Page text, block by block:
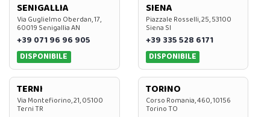
SENIGALLIA
Via Guglielmo Oberdan, 17,
60019 Senigallia AN
+39 071 96 96 905
DISPONIBILE
SIENA
Piazzale Rosselli, 25, 53100
Siena SI
+39 335 528 6171
DISPONIBILE
TERNI
Via Montefiorino, 21, 05100
Terni TR
TORINO
Corso Romania, 460, 10156
Torino TO